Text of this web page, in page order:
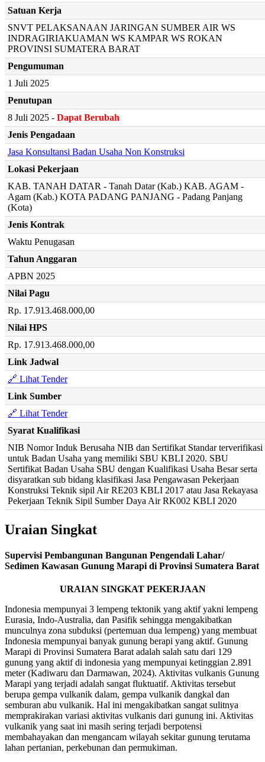
Satuan Kerja
SNVT PELAKSANAAN JARINGAN SUMBER AIR WS
INDRAGIRIAKUAMAN WS KAMPAR WS ROKAN
PROVINSI SUMATERA BARAT
Pengumuman
1 Juli 2025
Penutupan
8 Juli 2025 - Dapat Berubah
Jenis Pengadaan
Jasa Konsultansi Badan Usaha Non Konstruksi
Lokasi Pekerjaan
KAB. TANAH DATAR - Tanah Datar (Kab.) KAB. AGAM -
Agam (Kab.) KOTA PADANG PANJANG - Padang Panjang
(Kota)
Jenis Kontrak
Waktu Penugasan
Tahun Anggaran
APBN 2025
Nilai Pagu
Rp. 17.913.468.000,00
Nilai HPS
Rp. 17.913.468.000,00
Link Jadwal
🔗 Lihat Tender
Link Sumber
🔗 Lihat Tender
Syarat Kualifikasi
NIB Nomor Induk Berusaha NIB dan Sertifikat Standar terverifikasi
untuk Badan Usaha yang memiliki SBU KBLI 2020. SBU
Sertifikat Badan Usaha SBU dengan Kualifikasi Usaha Besar serta
disyaratkan sub bidang klasifikasi Jasa Pengawasan Pekerjaan
Konstruksi Teknik sipil Air RE203 KBLI 2017 atau Jasa Rekayasa
Pekerjaan Teknik Sipil Sumber Daya Air RK002 KBLI 2020
Uraian Singkat
Supervisi Pembangunan Bangunan Pengendali Lahar/
Sedimen Kawasan Gunung Marapi di Provinsi Sumatera Barat
URAIAN SINGKAT PEKERJAAN
Indonesia mempunyai 3 lempeng tektonik yang aktif yakni lempeng
Eurasia, Indo-Australia, dan Pasifik sehingga mengakibatkan
munculnya zona subduksi (pertemuan dua lempeng) yang membuat
Indonesia mempunyai banyak gunung berapi yang aktif. Gunung
Marapi di Provinsi Sumatera Barat adalah salah satu dari 129
gunung yang aktif di indonesia yang mempunyai ketinggian 2.891
meter (Kadiwaru dan Darmawan, 2024). Aktivitas vulkanis Gunung
Marapi yang terjadi adalah sangat fluktuatif. Aktivitas tersebut
berupa gempa vulkanik dalam, gempa vulkanik dangkal dan
semburan abu vulkanik. Hal ini mengakibatkan sangat sulitnya
memprakirakan variasi aktivitas vulkanis dari gunung ini. Aktivitas
vulkanik yang saat ini masih sering terjadi berpotensi
membahayakan dan mengancam wilayah sekitar gunung terutama
lahan pertanian, perkebunan dan permukiman.